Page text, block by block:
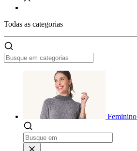
Todas as categorias
Feminino